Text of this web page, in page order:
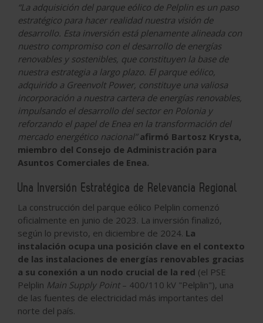
“La adquisición del parque eólico de Pelplin es un paso
estratégico para hacer realidad nuestra visión de
desarrollo. Esta inversión está plenamente alineada con
nuestro compromiso con el desarrollo de energías
renovables y sostenibles, que constituyen la base de
nuestra estrategia a largo plazo. El parque eólico,
adquirido a Greenvolt Power, constituye una valiosa
incorporación a nuestra cartera de energías renovables,
impulsando el desarrollo del sector en Polonia y
reforzando el papel de Enea en la transformación del
mercado energético nacional”afirmó Bartosz Krysta,
miembro del Consejo de Administración para
Asuntos Comerciales de Enea.
Una Inversión Estratégica de Relevancia Regional
La construcción del parque eólico Pelplin comenzó
oficialmente en junio de 2023. La inversión finalizó,
según lo previsto, en diciembre de 2024. La
instalación ocupa una posición clave en el contexto
de las instalaciones de energías renovables gracias
a su conexión a un nodo crucial de la red (el PSE
Pelplin Main Supply Point– 400/110 kV "Pelplin"), una
de las fuentes de electricidad más importantes del
norte del país.